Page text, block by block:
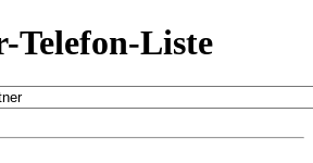
Telefon-Liste